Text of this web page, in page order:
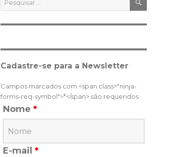
por:
Cadastre-se para a Newsletter
Campos marcados com <span class="ninja-
forms-req-symbol">*</span> são requeridos
Nome *
E-mail *